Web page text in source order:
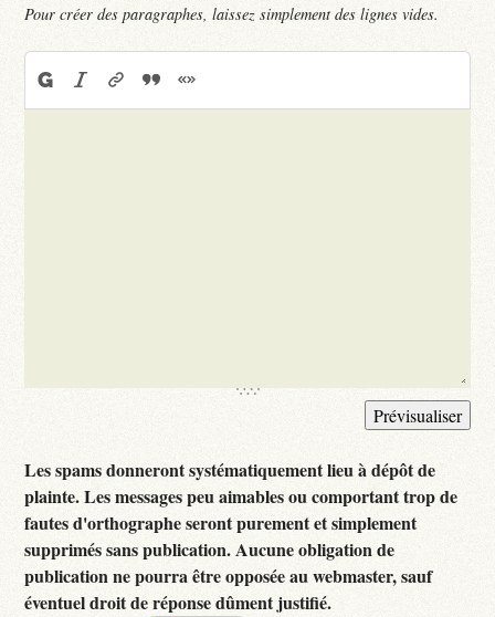
Pour créer des paragraphes, laissez simplement des lignes vides.
Les spams donneront systématiquement lieu à dépôt de
plainte. Les messages peu aimables ou comportant trop de
fautes d'orthographe seront purement et simplement
supprimés sans publication. Aucune obligation de
publication ne pourra être opposée au webmaster, sauf
éventuel droit de réponse dûment justifié.